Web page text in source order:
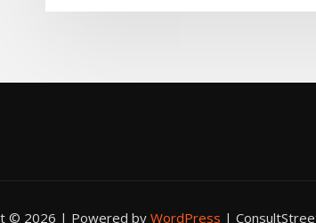
© 2026 | Powered by WordPress |